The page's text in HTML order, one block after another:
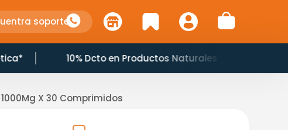
soporte
10% Dcto en Productos Naturales
X 30 Comprimidos